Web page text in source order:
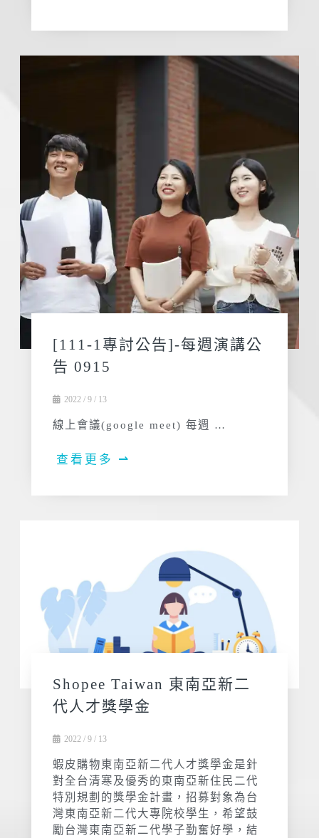
[111-1專討公告]-每週演講公
告 0915
2022 / 9 / 13
線上會議(google meet) 每週 …
查看更多 ⇀
Shopee Taiwan 東南亞新二
代人才獎學金
2022 / 9 / 13
蝦皮購物東南亞新二代人才獎學金是針
對全台清寒及優秀的東南亞新住民二代
特別規劃的獎學金計畫，招募對象為台
灣東南亞新二代大專院校學生，希望鼓
勵台灣東南亞新二代學子勤奮好學，結